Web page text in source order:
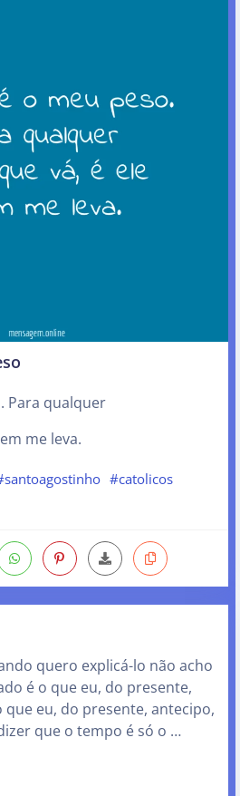
Para qualquer
me leva.
#catolicos
quero explicá-lo não acho
é o que eu, do presente,
eu, do presente, antecipo,
que o tempo é só o …